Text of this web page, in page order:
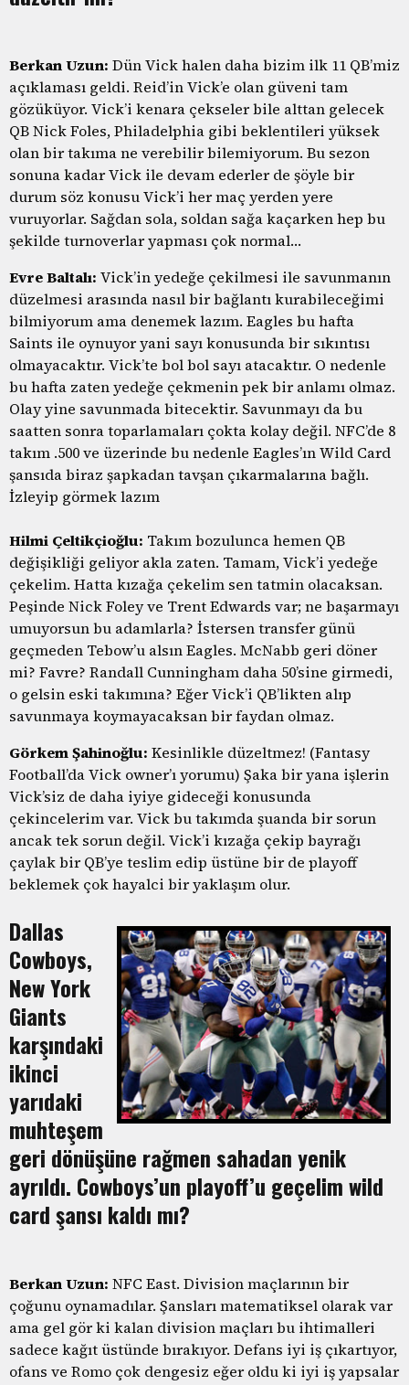
Berkan Uzun: Dün Vick halen daha bizim ilk 11 QB’miz
açıklaması geldi. Reid’in Vick’e olan güveni tam
gözüküyor. Vick’i kenara çekseler bile alttan gelecek
QB Nick Foles, Philadelphia gibi beklentileri yüksek
olan bir takıma ne verebilir bilemiyorum. Bu sezon
sonuna kadar Vick ile devam ederler de şöyle bir
durum söz konusu Vick’i her maç yerden yere
vuruyorlar. Sağdan sola, soldan sağa kaçarken hep bu
şekilde turnoverlar yapması çok normal…
Evre Baltalı: Vick’in yedeğe çekilmesi ile savunmanın
düzelmesi arasında nasıl bir bağlantı kurabileceğimi
bilmiyorum ama denemek lazım. Eagles bu hafta
Saints ile oynuyor yani sayı konusunda bir sıkıntısı
olmayacaktır. Vick’te bol bol sayı atacaktır. O nedenle
bu hafta zaten yedeğe çekmenin pek bir anlamı olmaz.
Olay yine savunmada bitecektir. Savunmayı da bu
saatten sonra toparlamaları çokta kolay değil. NFC’de 8
takım .500 ve üzerinde bu nedenle Eagles’ın Wild Card
şansıda biraz şapkadan tavşan çıkarmalarına bağlı.
İzleyip görmek lazım
Hilmi Çeltikçioğlu: Takım bozulunca hemen QB
değişikliği geliyor akla zaten. Tamam, Vick’i yedeğe
çekelim. Hatta kızağa çekelim sen tatmin olacaksan.
Peşinde Nick Foley ve Trent Edwards var; ne başarmayı
umuyorsun bu adamlarla? İstersen transfer günü
geçmeden Tebow’u alsın Eagles. McNabb geri döner
mi? Favre? Randall Cunningham daha 50’sine girmedi,
o gelsin eski takımına? Eğer Vick’i QB’likten alıp
savunmaya koymayacaksan bir faydan olmaz.
Görkem Şahinoğlu: Kesinlikle düzeltmez! (Fantasy
Football’da Vick owner’ı yorumu) Şaka bir yana işlerin
Vick’siz de daha iyiye gideceği konusunda
çekincelerim var. Vick bu takımda şuanda bir sorun
ancak tek sorun değil. Vick’i kızağa çekip bayrağı
çaylak bir QB’ye teslim edip üstüne bir de playoff
beklemek çok hayalci bir yaklaşım olur.
Dallas
Cowboys,
New York
Giants
karşındaki
ikinci
yarıdaki
muhteşem
geri dönüşüne rağmen sahadan yenik
ayrıldı. Cowboys’un playoff’u geçelim wild
card şansı kaldı mı?
Berkan Uzun: NFC East. Division maçlarının bir
çoğunu oynamadılar. Şansları matematiksel olarak var
ama gel gör ki kalan division maçları bu ihtimalleri
sadece kağıt üstünde bırakıyor. Defans iyi iş çıkartıyor,
ofans ve Romo çok dengesiz eğer oldu ki iyi iş yapsalar